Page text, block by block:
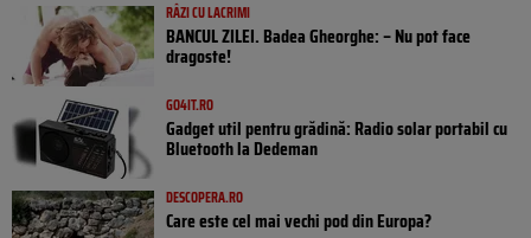
RÂZI CU LACRIMI
BANCUL ZILEI. Badea Gheorghe: – Nu pot face
dragoste!
GO4IT.RO
Gadget util pentru grădină: Radio solar portabil cu
Bluetooth la Dedeman
DESCOPERA.RO
Care este cel mai vechi pod din Europa?